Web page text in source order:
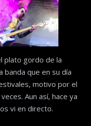
plato gordo de la
banda que en su día
motivo por el
Aun así, hace ya
vi en directo.